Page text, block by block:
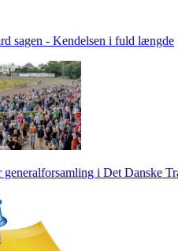
sagen - Kendelsen i fuld længde
i Det Danske